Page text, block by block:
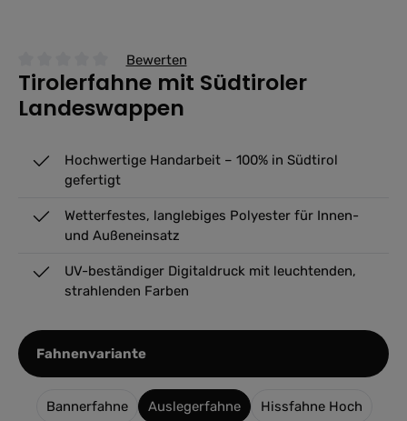
Durchschnittliche Bewertung von 0 von 5 Sternen
Bewerten
Tirolerfahne mit Südtiroler
Landeswappen
Hochwertige Handarbeit – 100% in Südtirol
gefertigt
Wetterfestes, langlebiges Polyester für Innen-
und Außeneinsatz
UV-beständiger Digitaldruck mit leuchtenden,
strahlenden Farben
Fahnenvarianteauswählen
Bannerfahne Auslegerfahne Hissfahne Hoch